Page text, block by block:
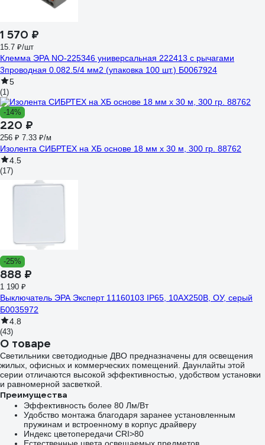
1 570 ₽
15.7 ₽/шт
Клемма ЭРА NO-225346 универсальная 222413 с рычагами
3проводная 0.082.5/4 мм2 (упаковка 100 шт.) Б0067924
5
(1)
-14%
220 ₽
256 ₽ 7.33 ₽/м
Изолента СИБРТЕХ на ХБ основе 18 мм х 30 м, 300 гр. 88762
4.5
(17)
-25%
888 ₽
1 190 ₽
Выключатель ЭРА Эксперт 11160103 IP65, 10АХ250В, ОУ, серый
Б0035972
4.8
(43)
О товаре
Светильники светодиодные ДВО предназначены для освещения
жилых, офисных и коммерческих помещений. Даунлайты этой
серии отличаются высокой эффективностью, удобством установки
и равномерной засветкой.
Преимущества
Эффективность более 80 Лм/Вт
Удобство монтажа благодаря заранее установленным
пружинам и встроенному в корпус драйверу
Индекс цветопередачи CRI>80